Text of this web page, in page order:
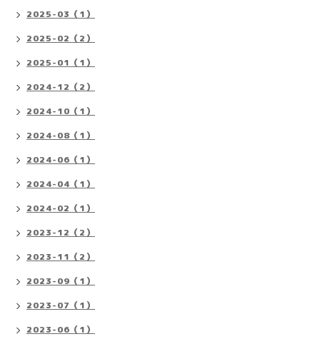
2025-03（1）
2025-02（2）
2025-01（1）
2024-12（2）
2024-10（1）
2024-08（1）
2024-06（1）
2024-04（1）
2024-02（1）
2023-12（2）
2023-11（2）
2023-09（1）
2023-07（1）
2023-06（1）